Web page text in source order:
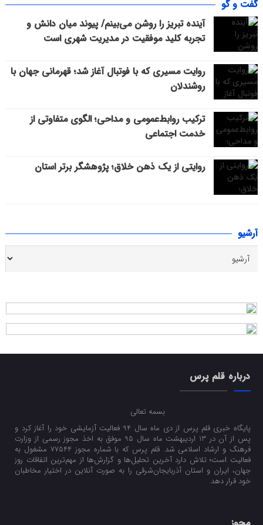
گفت و گو
آینده تبریز را روشن می‌بینم/ پیوند میان دانش و
تجربه کلید موفقیت در مدیریت شهری است
روایت مسیری که با فوتبال آغاز شد؛ قهرمانی جهان با
روشندلان
ترکیب روابط‌عمومی و مداحی؛ الگوی متفاوتی از
خدمت اجتماعی
روایتی از یک ذهن خلاق؛ پژوهشگر برتر استان
آرشیو
درباره قلم پرس
بسمه تعالی
پایگاه خبری قلم پرس از دی ماه سال 94 فعالیت آزمایشی خود را آغاز کرد و
پس از آن در 13 اردیبهشت ماه سال 95 موفق به اخذ مجوز رسمی از وزارت
فرهنگ و ارشاد اسلامی شد. قلم پرس که با شماره مجوز 77544 مشغول به
فعالیت است؛ تلاش دارد آخرین تحلیل‌ها و گزارش‌ها از مهم‌ترین اتفاقات روز
جهان، ایران و استان آذربایجان‌شرقی را به صورت آنلاین در اختیار مخاطبان
خود قرار دهد.